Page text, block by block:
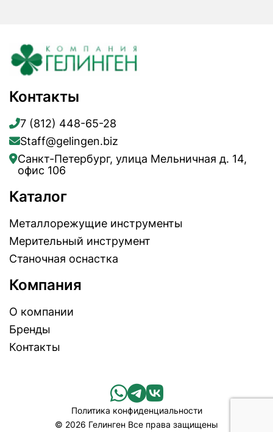
Контакты
7 (812) 448-65-28
Staff@gelingen.biz
Санкт-Петербург, улица Мельничная д. 14,
офис 106
Каталог
Металлорежущие инструменты
Мерительный инструмент
Станочная оснастка
Компания
О компании
Бренды
Контакты
Политика конфиденциальности
© 2026 Гелинген Все права защищены